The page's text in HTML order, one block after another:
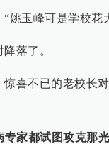
姚玉峰可是学校花
落了。
喜不已的老校长
专家都试图攻克那